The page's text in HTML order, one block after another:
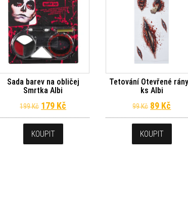
Kč.
je: 179 Kč.
Sada barev na obličej
Smrtka Albi
199Kč Původní cena byla: 199 Kč.
179 Kč Aktuální cena je: 179 Kč.
KOUPIT
Tetování Otevřené
ks Albi
99Kč Původní
89 Kč
KOUPIT